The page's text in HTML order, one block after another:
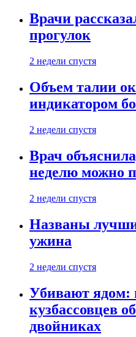
Врачи
прогулок
2 недели спустя
Объем талии
индикатором
2 недели спустя
Врач
неделю можно
2 недели спустя
Названы
ужина
2 недели спустя
Убивают ядом:
кузбассовцев
двойниках